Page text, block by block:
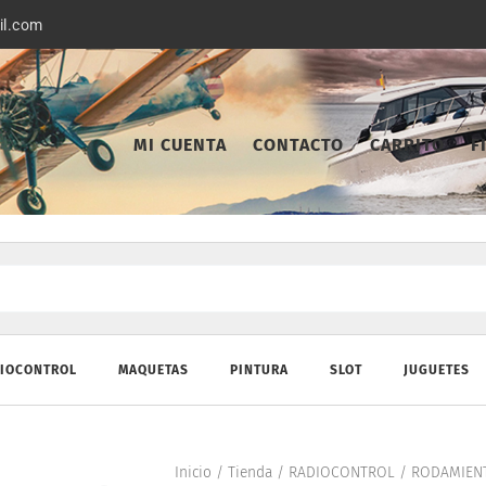
MI CUENTA CONTACTO CARRITO
MAQUETAS PINTURA SLOT JUGUETES
Inicio / Tienda/ RADIOCONTROL/